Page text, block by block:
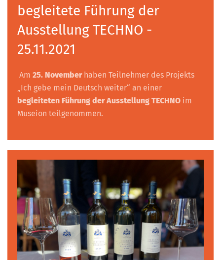
begleitete Führung der
Ausstellung TECHNO -
25.11.2021
Am 25. Novemberhaben Teilnehmer des Projekts
„Ich gebe mein Deutsch weiter“ an einer
begleiteten Führung der Ausstellung TECHNO im
Museion teilgenommen.